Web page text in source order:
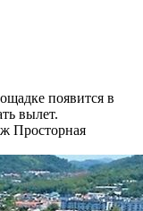
появится в
вылет.
Просторная